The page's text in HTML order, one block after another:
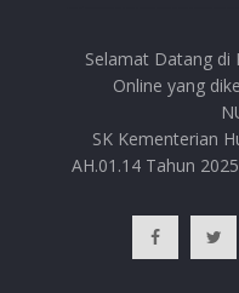
Selamat Datang di
Online yang
SK Kementerian
AH.01.14 Tahun